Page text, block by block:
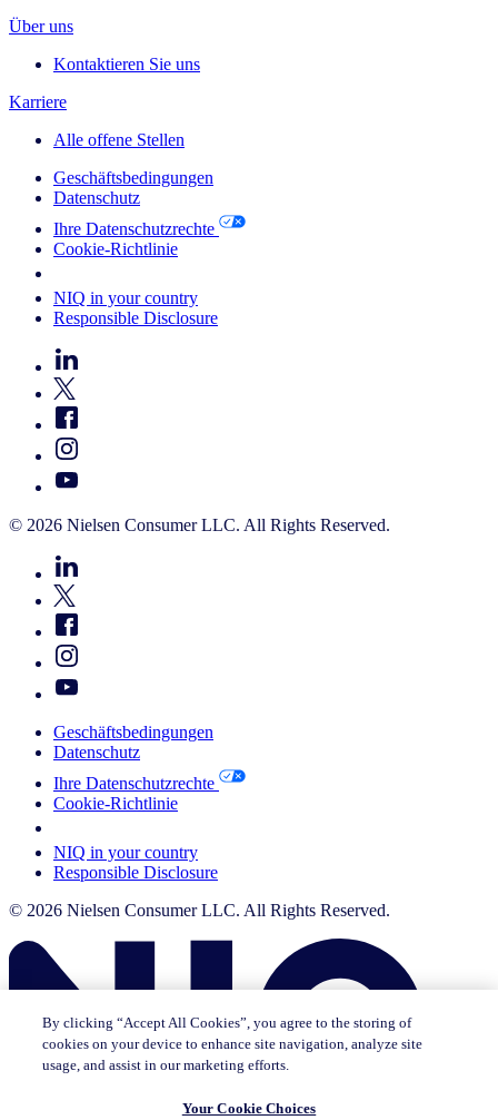
Über uns
Kontaktieren Sie uns
Karriere
Alle offene Stellen
Geschäftsbedingungen
Datenschutz
Ihre Datenschutzrechte
Cookie-Richtlinie
NIQ in your country
Responsible Disclosure
© 2026 Nielsen Consumer LLC. All Rights Reserved.
Geschäftsbedingungen
Datenschutz
Ihre Datenschutzrechte
Cookie-Richtlinie
NIQ in your country
Responsible Disclosure
© 2026 Nielsen Consumer LLC. All Rights Reserved.
By clicking “Accept All Cookies”, you agree to the storing of
cookies on your device to enhance site navigation, analyze site
usage, and assist in our marketing efforts.
Your Cookie Choices